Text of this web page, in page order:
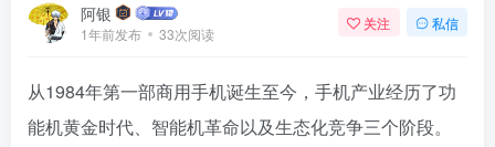
阿银
1年前发布 33次阅读
关注 私信
从1984年第一部商用手机诞生至今，手机产业经历了功
能机黄金时代、智能机革命以及生态化竞争三个阶段。